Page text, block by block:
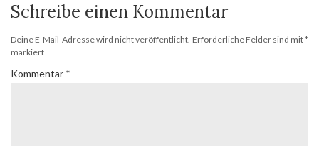
Schreibe einen Kommentar
Deine E-Mail-Adresse wird nicht veröffentlicht. Erforderliche Felder sind mit*
markiert
Kommentar *